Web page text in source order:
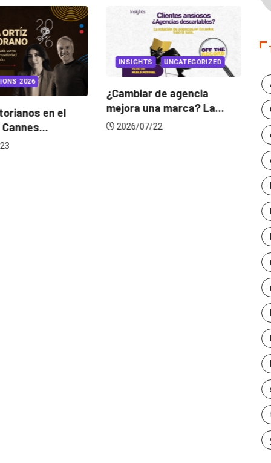
2026
en el
INSIGHTS UNCATEGORIZED
¿Cambiar de agencia
mejora una marca? La...
2026/07/22